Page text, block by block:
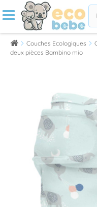
Couches Ecologiques
deux pièces Bambino mio